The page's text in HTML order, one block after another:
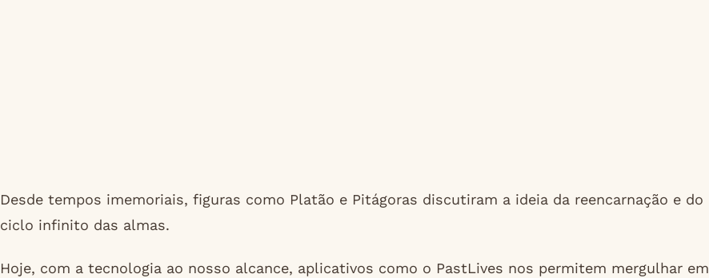
Desde tempos imemoriais, figuras como Platão e Pitágoras discutiram a ideia da reencarnação e do
ciclo infinito das almas.
Hoje, com a tecnologia ao nosso alcance, aplicativos como o PastLives nos permitem mergulhar em